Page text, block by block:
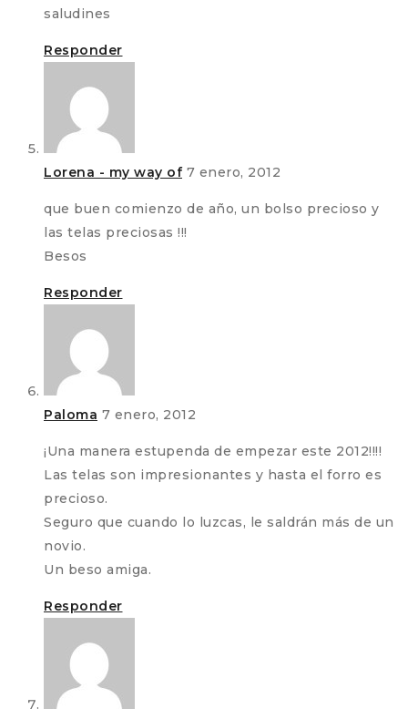
saludines
Responder
Lorena - my way of 7 enero, 2012
que buen comienzo de año, un bolso precioso y
las telas preciosas !!!
Besos
Responder
Paloma 7 enero, 2012
¡Una manera estupenda de empezar este 2012!!!!
Las telas son impresionantes y hasta el forro es
precioso.
Seguro que cuando lo luzcas, le saldrán más de un
novio.
Un beso amiga.
Responder